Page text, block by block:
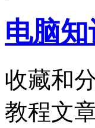
电脑
收藏和
教程文章